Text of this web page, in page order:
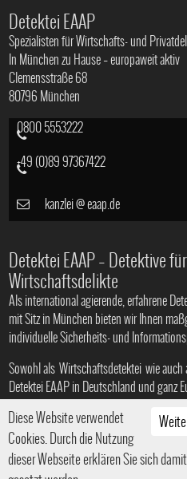
Detektei EAAP
Spezialisten für Wirtschafts- und
In München zu Hause – europaweit aktiv
Clemensstraße 68
80796 München
0800 5553222
+49 (0)89 97367422
kanzlei@eaap.de
Detektei EAAP – Detektive
Wirtschaftsdelikte
Als international agierende, erfahrene
mit Sitz in München bieten wir Ihnen
individuelle Sicherheits- und
Sowohl als Wirtschaftsdetektei wie auch
Detektei EAAP in Deutschland und ganz
Profi-Agentur zur Verfügung
© 2008 - 2026Privat- und Wirtschaftsdetektei in München
Diese Website verwendet
Cookies. Durch die Nutzung
dieser Webseite erklären Sie sich